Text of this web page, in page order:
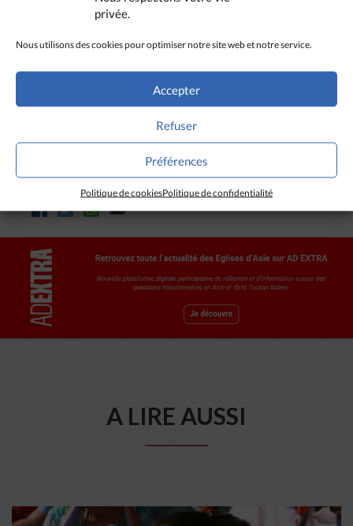
privée.
Nous utilisons des cookies pour optimiser notre site web et notre service.
Accepter
Refuser
Préférences
Politique de cookiesPolitique de confidentialité
prose tamoule).
(Avec Asianews, Mumbai)
CRÉDITS
A LIRE AUSSI